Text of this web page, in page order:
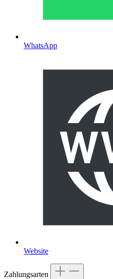
WhatsApp
Website
Zahlungsarten